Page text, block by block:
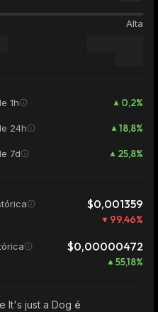
Alta
1h 0,2%
24h 18,8%
7d 25,8%
$0,001359
99,46%
$0,00000472
55,18%
It's just a Dog é